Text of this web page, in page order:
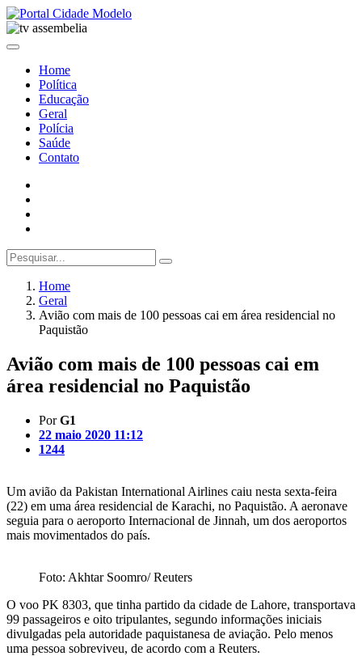
Home
Política
Educação
Geral
Polícia
Saúde
Contato
Home
Geral
Avião com mais de 100 pessoas cai em área residencial no
Paquistão
Avião com mais de 100 pessoas cai em
área residencial no Paquistão
PorG1
22 maio 2020 11:12
1244
Um avião da Pakistan International Airlines caiu nesta sexta-feira
(22) em uma área residencial de Karachi, no Paquistão. A aeronave
seguia para o aeroporto Internacional de Jinnah, um dos aeroportos
mais movimentados do país.
Foto: Akhtar Soomro/ Reuters
O voo PK 8303, que tinha partido da cidade de Lahore, transportava
99 passageiros e oito tripulantes, segundo informações iniciais
divulgadas pela autoridade paquistanesa de aviação. Pelo menos
uma pessoa sobreviveu, de acordo com a Reuters.